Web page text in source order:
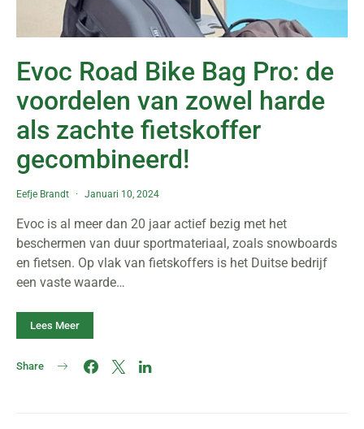
Evoc Road Bike Bag Pro: de
voordelen van zowel harde
als zachte fietskoffer
gecombineerd!
Eefje Brandt Januari 10, 2024
Evoc is al meer dan 20 jaar actief bezig met het
beschermen van duur sportmateriaal, zoals snowboards
en fietsen. Op vlak van fietskoffers is het Duitse bedrijf
een vaste waarde…
Lees Meer
Share